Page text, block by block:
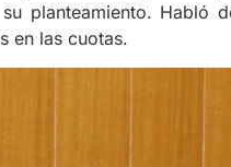
planteamiento. Habló
en las cuotas.